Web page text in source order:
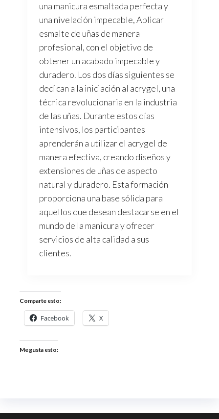
una manicura esmaltada perfecta y
una nivelación impecable, Aplicar
esmalte de uñas de manera
profesional, con el objetivo de
obtener un acabado impecable y
duradero. Los dos días siguientes se
dedican a la iniciación al acrygel, una
técnica revolucionaria en la industria
de las uñas. Durante estos días
intensivos, los participantes
aprenderán a utilizar el acrygel de
manera efectiva, creando diseños y
extensiones de uñas de aspecto
natural y duradero. Esta formación
proporciona una base sólida para
aquellos que desean destacarse en el
mundo de la manicura y ofrecer
servicios de alta calidad a sus
clientes.
Comparte esto:
Facebook X
Me gusta esto: